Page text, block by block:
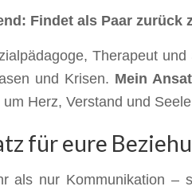
Findet als Paar zurück
Therapeut
und Krisen. Mein
Herz, Verstand und
für eure
als nur Kommunikation